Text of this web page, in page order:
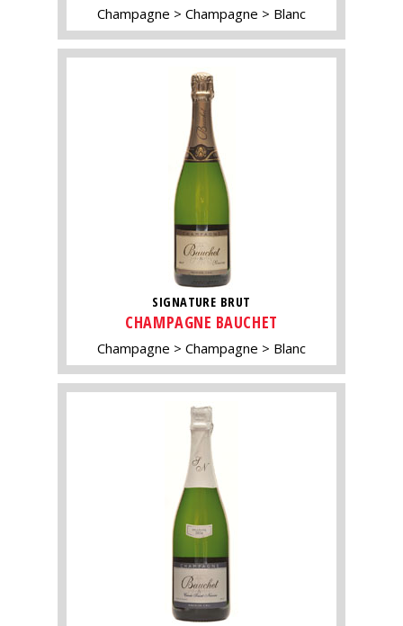
Champagne Champagne Blanc
SIGNATURE BRUT
CHAMPAGNE BAUCHET
Champagne Champagne Blanc